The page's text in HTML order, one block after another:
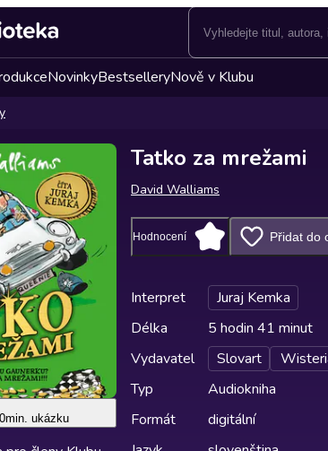
NovinkyBestselleryNově v Klubu
ukázku
Tatko za mrežami
David Walliams
Hodnocení Přidat do
Interpret
Juraj Kemka
Délka
5 hodin 41 minut
Vydavatel
Slovart
Typ
Audiokniha
Formát
digitální